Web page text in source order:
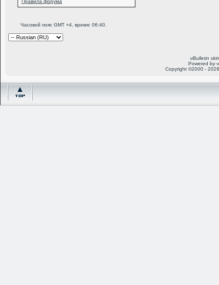
Правила форума
Часовой пояс GMT +4, время: 06:40
vBulletin
Powered by
Copyright ©2000 -